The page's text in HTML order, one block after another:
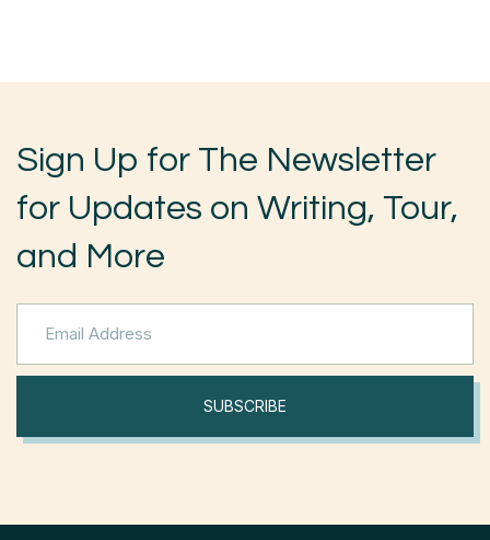
Sign Up for The Newsletter
for Updates on Writing, Tour,
and More
SUBSCRIBE